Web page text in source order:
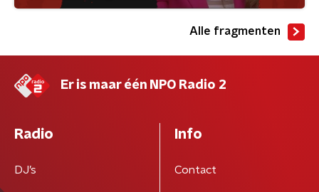
Alle fragmenten
Er is maar één NPO Radio 2
Radio
DJ’s
Info
Contact